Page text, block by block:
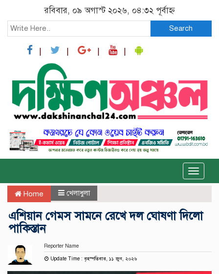
রবিবার, ০৯ অগাস্ট ২০২৬, ০৪:৩২ পূর্বাহ্ন
Search
Toggle
Home খেলাধুলা
এশিয়ান গেমস সামনে রেখে দল ঘোষণা দিলো
পাকিস্তান
Reporter Name
Update Time : বৃহস্পতিবার, ১১ জুন, ২০২৬